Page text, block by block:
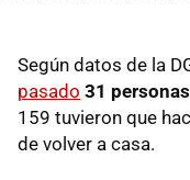
Según datos de la
pasado 31
159 tuvieron que
de volver a casa.